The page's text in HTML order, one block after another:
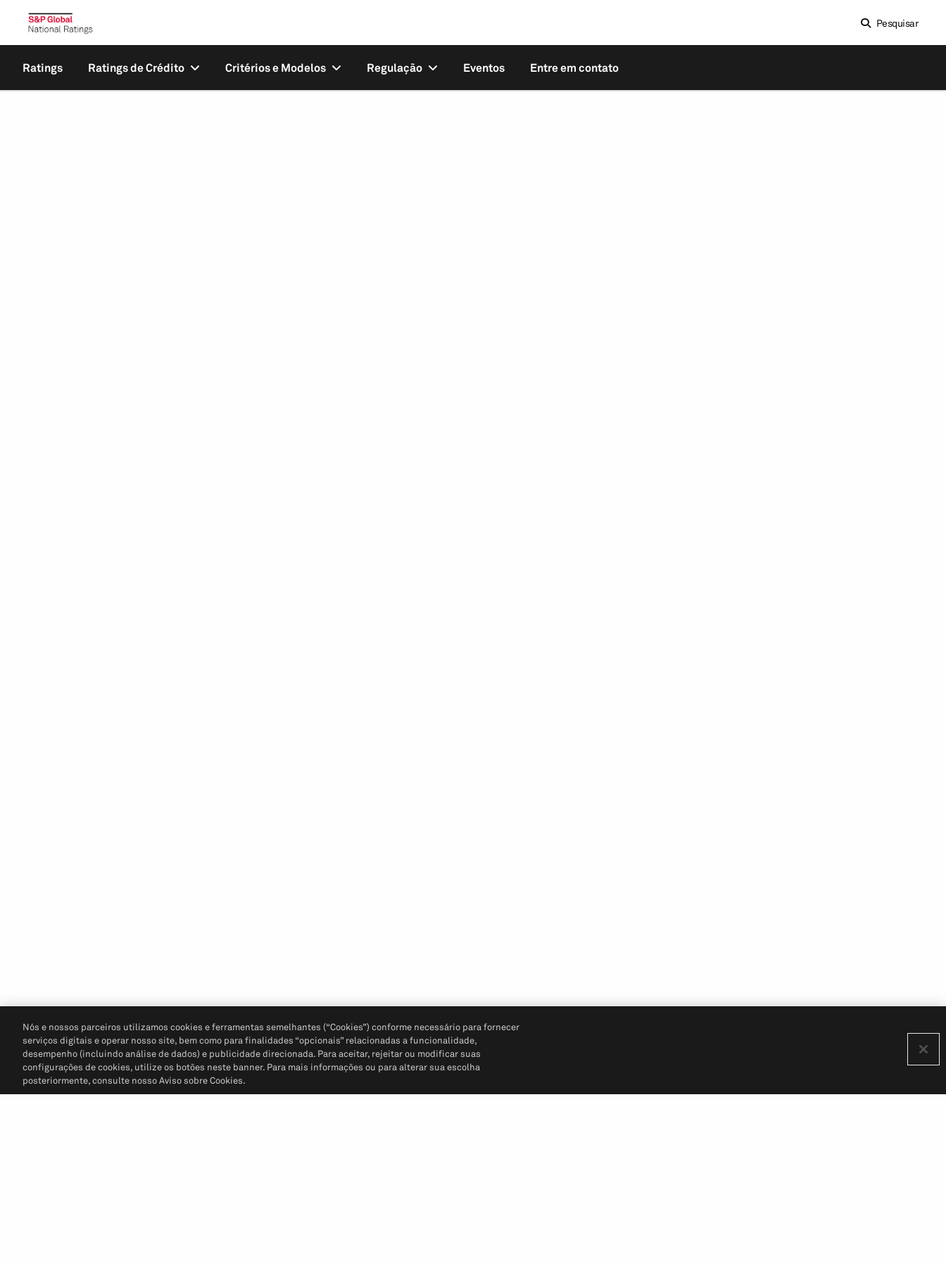
Pesquisar
Ratings Ratings de Crédito Critérios e Modelos Regulação Eventos Entre em contato
Nós e nossos parceiros utilizamos cookies e ferramentas semelhantes (“Cookies”) conforme necessário para fornecer
serviços digitais e operar nosso site, bem como para finalidades “opcionais” relacionadas a funcionalidade,
desempenho (incluindo análise de dados) e publicidade direcionada. Para aceitar, rejeitar ou modificar suas
configurações de cookies, utilize os botões neste banner. Para mais informações ou para alterar sua escolha
posteriormente, consulte nosso Aviso sobre Cookies.